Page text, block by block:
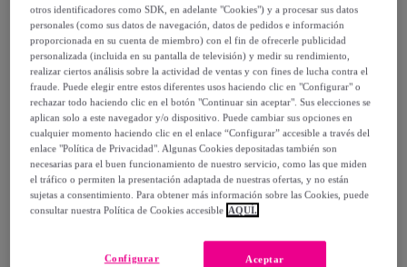
29,99 €
65,90 €
-54%
Vendido porShoes and Blues
Entrega
otros identificadores como SDK, en adelante "Cookies") y a procesar sus datos
personales (como sus datos de navegación, datos de pedidos e información
proporcionada en su cuenta de miembro) con el fin de ofrecerle publicidad
personalizada (incluida en su pantalla de televisión) y medir su rendimiento,
realizar ciertos análisis sobre la actividad de ventas y con fines de lucha contra el
fraude. Puede elegir entre estos diferentes usos haciendo clic en "Configurar" o
rechazar todo haciendo clic en el botón "Continuar sin aceptar". Sus elecciones se
aplican solo a este navegador y/o dispositivo. Puede cambiar sus opciones en
cualquier momento haciendo clic en el enlace “Configurar” accesible a través del
enlace "Política de Privacidad". Algunas Cookies depositadas también son
necesarias para el buen funcionamiento de nuestro servicio, como las que miden
el tráfico o permiten la presentación adaptada de nuestras ofertas, y no están
sujetas a consentimiento. Para obtener más información sobre las Cookies, puede
consultar nuestra Política de Cookies accesible AQUÍ.
Aceptar
Configurar